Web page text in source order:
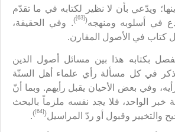
ويدّعي بأن لا نظير لكتابه في ما تقدّم
في أسلوبه ومنهجه(
[63]
). وفي الحقيقة،
كتاب في الأصول المقارن.
بكتابه هذا بين مسائل أصول الدين
في كل مسألة رأي علماء أهل السنّة
رأيه، وفي بعض الأحيان يقبل رأيهم. وبما أنّ
الواحد، فلا يجد نفسه ملزماً بالبحث
والتخيير وقبول أو ردّ المراسيل(
[64]
)
.